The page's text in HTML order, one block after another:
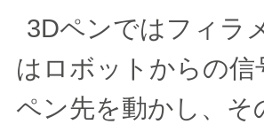
3Dペンではフィラ
はロボットからの
ペン先を動かし、